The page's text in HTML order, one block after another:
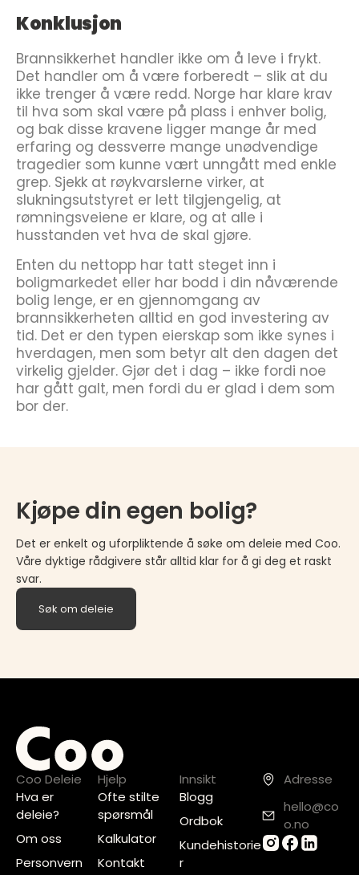
Konklusjon
Brannsikkerhet handler ikke om å leve i frykt.
Det handler om å være forberedt – slik at du
ikke trenger å være redd. Norge har klare krav
til hva som skal være på plass i enhver bolig,
og bak disse kravene ligger mange år med
erfaring og dessverre mange unødvendige
tragedier som kunne vært unngått med enkle
grep. Sjekk at røykvarslerne virker, at
slukningsutstyret er lett tilgjengelig, at
rømningsveiene er klare, og at alle i
husstanden vet hva de skal gjøre.
Enten du nettopp har tatt steget inn i
boligmarkedet eller har bodd i din nåværende
bolig lenge, er en gjennomgang av
brannsikkerheten alltid en god investering av
tid. Det er den typen eierskap som ikke synes i
hverdagen, men som betyr alt den dagen det
virkelig gjelder. Gjør det i dag – ikke fordi noe
har gått galt, men fordi du er glad i dem som
bor der.
Kjøpe din egen bolig?
Det er enkelt og uforpliktende å søke om deleie med Coo.
Våre dyktige rådgivere står alltid klar for å gi deg et raskt
svar.
Søk om deleie
Coo Deleie
Hva er
deleie?
Om oss
Personvern
Hjelp
Ofte stilte
spørsmål
Kalkulator
Kontakt
Innsikt
Blogg
Ordbok
Kundehistorie
r
Adresse
hello@co
o.no